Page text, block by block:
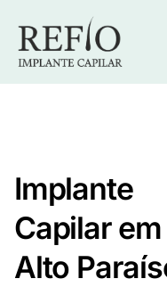
Implante
Capilar em
Alto